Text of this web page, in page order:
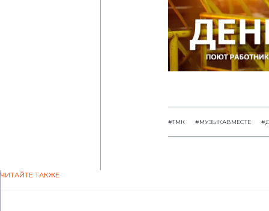
#ТМК #МУЗЫКАВМЕСТЕ
ЧИТАЙТЕ ТАКЖЕ